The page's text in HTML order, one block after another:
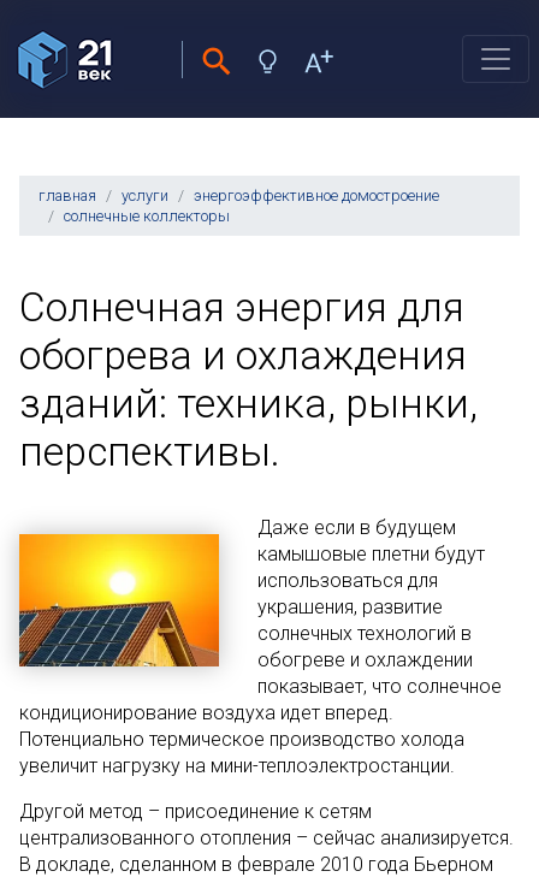
главная услуги
энергоэффективное домостроение
солнечные коллекторы
Солнечная энергия для
обогрева и охлаждения
зданий: техника, рынки,
перспективы.
Даже если в будущем
камышовые плетни будут
использоваться для
украшения, развитие
солнечных технологий в
обогреве и охлаждении
показывает, что солнечное
кондиционирование воздуха идет вперед.
Потенциально термическое производство холода
увеличит нагрузку на мини-теплоэлектростанции.
Другой метод – присоединение к сетям
централизованного отопления – сейчас анализируется.
В докладе, сделанном в феврале 2010 года Бьерном